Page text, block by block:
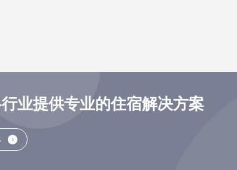
业提供专业的住宿解决方案